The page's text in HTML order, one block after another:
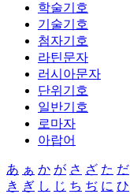
학술기호
기술기호
첨자기호
라틴문자
러시아문자
단위기호
일반기호
로마자
아랍어
あ ぁ か が さ ざ た だ
き ぎ し じ ち ぢ に ひ